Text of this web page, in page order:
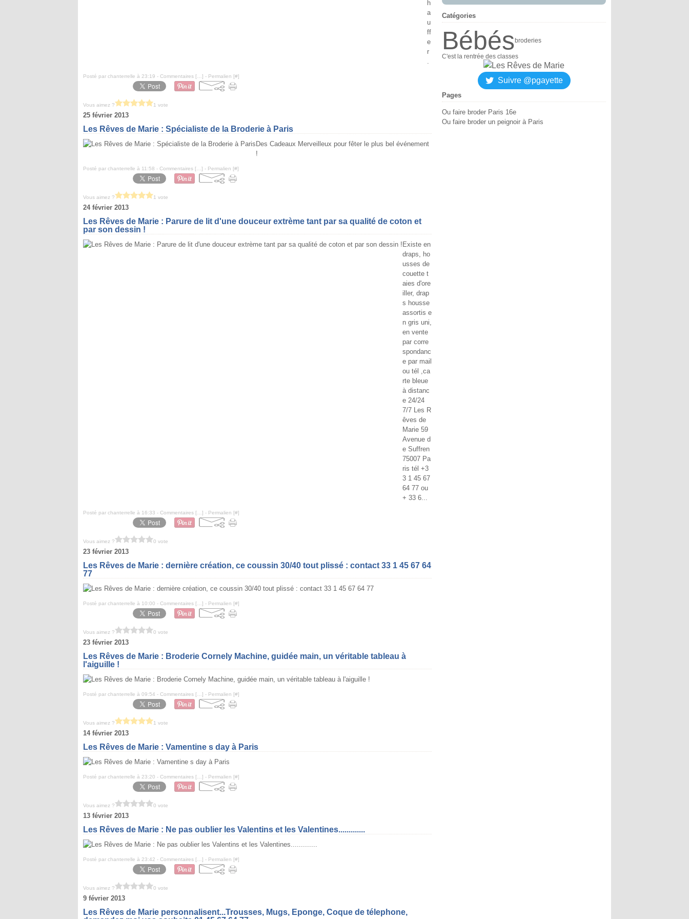
h
a
u
ff
e
r
.
Posté par chanterrelle à 23:19 - Commentaires [ ] - Permalien [#]
Vous aimez ? 1 vote
25 février 2013
Les Rêves de Marie : Spécialiste de la Broderie à Paris
Des Cadeaux Merveilleux pour fêter le plus bel événement
!
Posté par chanterrelle à 11:58 - Commentaires [ ] - Permalien [#]
Vous aimez ? 1 vote
24 février 2013
Les Rêves de Marie : Parure de lit d'une douceur extrème tant par sa qualité de coton et
par son dessin !
Existe en
draps, ho
usses de
couette t
aies d'ore
iller, drap
s housse
assortis e
n gris uni,
en vente
par corre
spondanc
e par mail
ou tél ,ca
rte bleue
à distanc
e 24/24
7/7 Les R
êves de
Marie 59
Avenue d
e Suffren
75007 Pa
ris tél +3
3 1 45 67
64 77 ou
+ 33 6...
Posté par chanterrelle à 16:33 - Commentaires [ ] - Permalien [#]
Vous aimez ? 0 vote
23 février 2013
Les Rêves de Marie : dernière création, ce coussin 30/40 tout plissé : contact 33 1 45 67 64
77
Posté par chanterrelle à 10:00 - Commentaires [ ] - Permalien [#]
Vous aimez ? 0 vote
23 février 2013
Les Rêves de Marie : Broderie Cornely Machine, guidée main, un véritable tableau à
l'aiguille !
Posté par chanterrelle à 09:54 - Commentaires [ ] - Permalien [#]
Vous aimez ? 1 vote
14 février 2013
Les Rêves de Marie : Vamentine s day à Paris
Posté par chanterrelle à 23:20 - Commentaires [ ] - Permalien [#]
Vous aimez ? 0 vote
13 février 2013
Les Rêves de Marie : Ne pas oublier les Valentins et les Valentines.............
Posté par chanterrelle à 23:42 - Commentaires [ ] - Permalien [#]
Vous aimez ? 0 vote
9 février 2013
Les Rêves de Marie personnalisent...Trousses, Mugs, Eponge, Coque de télephone,
Catégories
Bébés broderies
C'est la rentrée des classes
Suivre @pgayette
Pages
Ou faire broder Paris 16e
Ou faire broder un peignoir à Paris